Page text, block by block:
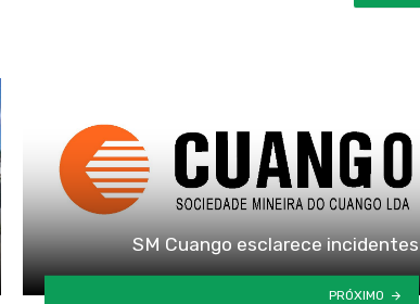
SM Cuango esclarece incidentes
PRÓXIMO